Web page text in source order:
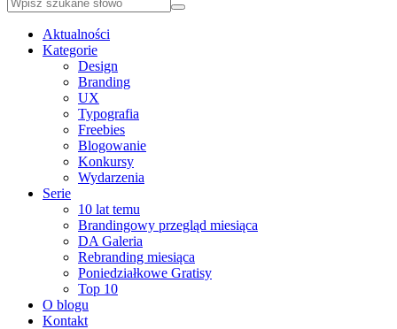
Aktualności
Kategorie
Design
Branding
UX
Typografia
Freebies
Blogowanie
Konkursy
Wydarzenia
Serie
10 lat temu
Brandingowy przegląd miesiąca
DA Galeria
Rebranding miesiąca
Poniedziałkowe Gratisy
Top 10
O blogu
Kontakt